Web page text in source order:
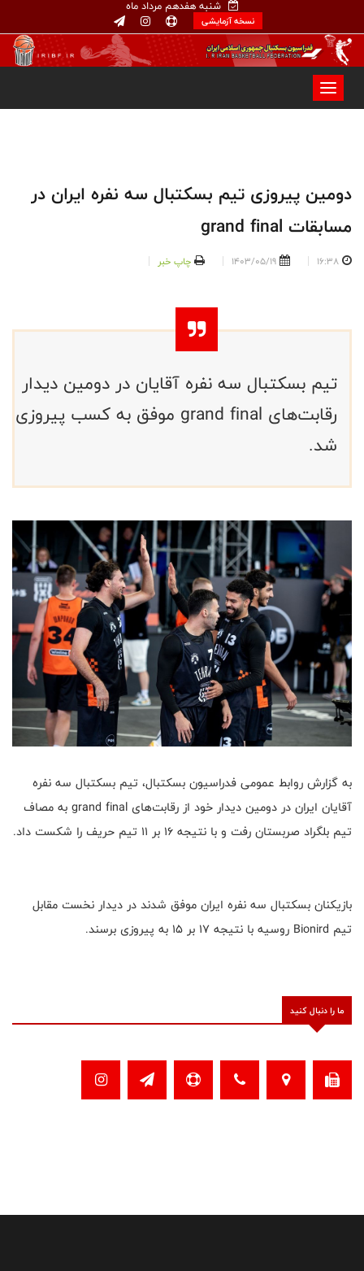
شنبه هفدهم مرداد ماه
نسخه آزمایشی
دومین پیروزی تیم بسکتبال سه نفره ایران در
مسابقات grand final
16:38
1403/05/19 چاپ خبر
تیم بسکتبال سه نفره آقایان در دومین دیدار
رقابت‌های grand final موفق به کسب پیروزی
شد.
به گزارش روابط عمومی فدراسیون بسکتبال، تیم بسکتبال سه نفره
آقایان ایران در دومین دیدار خود از رقابت‌های grand final به مصاف
تیم بلگراد صربستان رفت و با نتیجه ۱۶ بر ۱۱ تیم حریف را شکست داد.
بازیکنان بسکتبال سه نفره ایران موفق شدند در دیدار نخست مقابل
تیم Bionird روسیه با نتیجه ۱۷ بر ۱۵ به پیروزی برسند.
ما را دنبال کنید